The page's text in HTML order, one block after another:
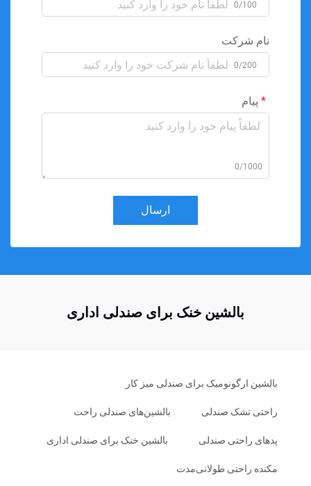
0/100
نام شرکت
0/200
پیام
0/1000
ارسال
بالشین خنک برای صندلی اداری
بالشین ارگونومیک برای صندلی میز کار
راحتی تشک صندلی بالشین‌های صندلی راحت
پدهای راحتی صندلی بالشین خنک برای صندلی اداری
مکنده راحتی طولانی‌مدت